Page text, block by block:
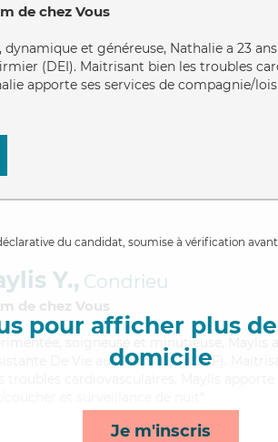
de chez Vous
, dynamique et généreuse, Nathalie a 23
(DEI). Maitrisant bien les troubles
apporte ses services de compagnie/
du candidat, soumise à vérification
pour afficher plus
domicile
Je m'inscris
Y., Condrieu
de chez Vous
, soigneuse et minutieuse, Maylis
De Vie aux Familles (ADVF).